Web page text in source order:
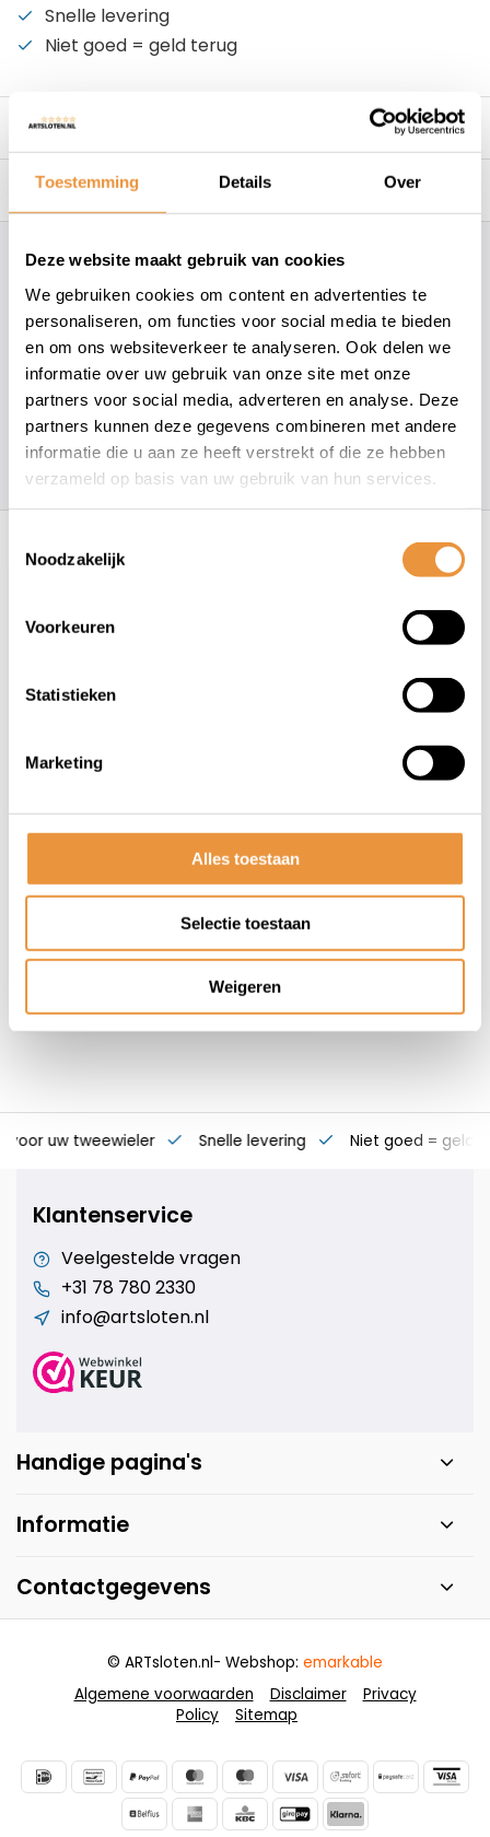
Toestemming Details Over
Deze website maakt gebruik van cookies
We gebruiken cookies om content en advertenties te
personaliseren, om functies voor social media te bieden
en om ons websiteverkeer te analyseren. Ook delen we
informatie over uw gebruik van onze site met onze
partners voor social media, adverteren en analyse. Deze
partners kunnen deze gegevens combineren met andere
informatie die u aan ze heeft verstrekt of die ze hebben
verzameld op basis van uw gebruik van hun services.
Noodzakelijk
Voorkeuren
Statistieken
Marketing
Alles toestaan
Selectie toestaan
Weigeren
Snelle levering
Niet goed = geld terug
Beschrijving
Reviews 0/10
Hoe kunnen wij je helpen?
+31 78 780 2330
info@artsloten.nl
157 klanten geven een 4.7/5 op
voor uw tweewieler Snelle levering Niet goed = geld
Klantenservice
Veelgestelde vragen
+31 78 780 2330
info@artsloten.nl
Handige pagina's
Informatie
Contactgegevens
Algemene voorwaarden Disclaimer
Privacy
Policy
Sitemap
© ARTsloten.nl- Webshop: emarkable